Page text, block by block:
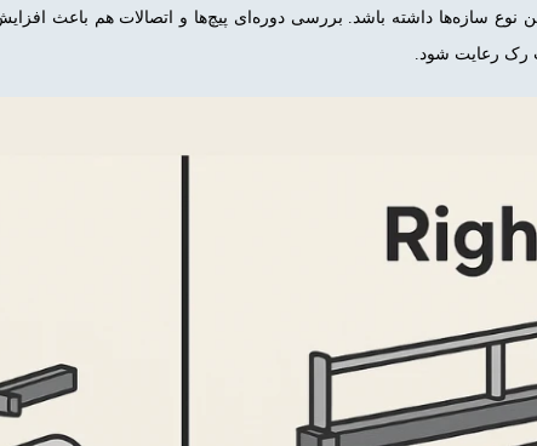
سازه‌ها داشته باشد. بررسی دوره‌ای پیچ‌ها و اتصالات هم باعث
رک رعایت شود.